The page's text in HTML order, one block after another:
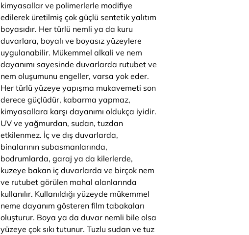
kimyasallar ve polimerlerle modifiye
edilerek üretilmiş çok güçlü sentetik yalıtım
boyasıdır. Her türlü nemli ya da kuru
duvarlara, boyalı ve boyasız yüzeylere
uygulanabilir. Mükemmel alkali ve nem
dayanımı sayesinde duvarlarda rutubet ve
nem oluşumunu engeller, varsa yok eder.
Her türlü yüzeye yapışma mukavemeti son
derece güçlüdür, kabarma yapmaz,
kimyasallara karşı dayanımı oldukça iyidir.
UV ve yağmurdan, sudan, tuzdan
etkilenmez. İç ve dış duvarlarda,
binalarının subasmanlarında,
bodrumlarda, garaj ya da kilerlerde,
kuzeye bakan iç duvarlarda ve birçok nem
ve rutubet görülen mahal alanlarında
kullanılır. Kullanıldığı yüzeyde mükemmel
neme dayanım gösteren film tabakaları
oluşturur. Boya ya da duvar nemli bile olsa
yüzeye çok sıkı tutunur. Tuzlu sudan ve tuz